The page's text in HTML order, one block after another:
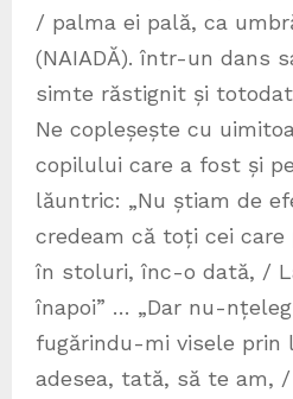
/ palma ei pală, ca
(NAIADĂ). într-un dans
simte răstignit și
Ne copleșește cu
copilului care a fost și
lăuntric: „Nu știam de
credeam că toți cei
în stoluri, înc-o dată, /
înapoi” … „Dar nu-
fugărindu-mi visele prin
adesea, tată, să te am,